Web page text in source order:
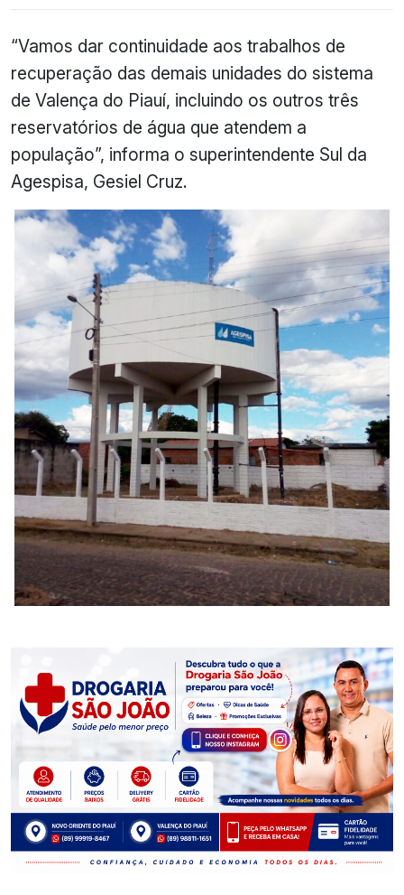
“Vamos dar continuidade aos trabalhos de
recuperação das demais unidades do sistema
de Valença do Piauí, incluindo os outros três
reservatórios de água que atendem a
população”, informa o superintendente Sul da
Agespisa, Gesiel Cruz.